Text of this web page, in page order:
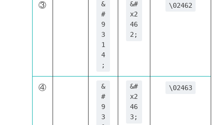
③
&
#
9
3
1
4
;
&#
x2
46
2;
\02462
④
&
#
9
3
&#
x2
46
3;
\02463